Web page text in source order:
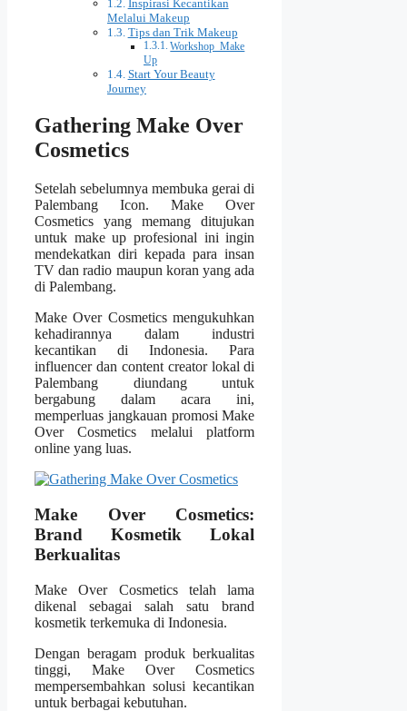
Inspirasi Kecantikan
Melalui Makeup
Tips dan Trik Makeup
Workshop Make
Up
Start Your Beauty
Journey
Gathering Make Over
Cosmetics
Setelah sebelumnya membuka gerai di
Palembang Icon. Make Over
Cosmetics yang memang ditujukan
untuk make up profesional ini ingin
mendekatkan diri kepada para insan
TV dan radio maupun koran yang ada
di Palembang.
Make Over Cosmetics mengukuhkan
kehadirannya dalam industri
kecantikan di Indonesia. Para
influencer dan content creator lokal di
Palembang diundang untuk
bergabung dalam acara ini,
memperluas jangkauan promosi Make
Over Cosmetics melalui platform
online yang luas.
Make Over Cosmetics:
Brand Kosmetik Lokal
Berkualitas
Make Over Cosmetics telah lama
dikenal sebagai salah satu brand
kosmetik terkemuka di Indonesia.
Dengan beragam produk berkualitas
tinggi, Make Over Cosmetics
mempersembahkan solusi kecantikan
untuk berbagai kebutuhan.